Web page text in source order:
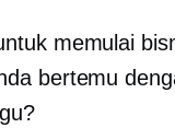
memulai
bertemu